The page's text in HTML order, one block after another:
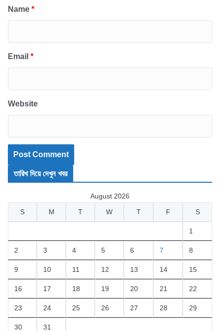
Name *
Email *
Website
তারিখ দিয়ে দেখুন খবর
August 2026
S
M T W T F S
1
2 3 4 5 6 7 8
9 10 11 12 13 14 15
16 17 18 19 20 21 22
23 24 25 26 27 28 29
30 31